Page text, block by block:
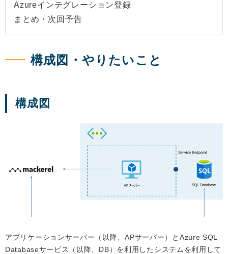
Azureインテグレーション登録
まとめ・次回予告
構成図・やりたいこと
構成図
アプリケーションサーバー（以降、APサーバー）とAzure SQL
Databaseサービス（以降、DB）を利用したシステムを利用して